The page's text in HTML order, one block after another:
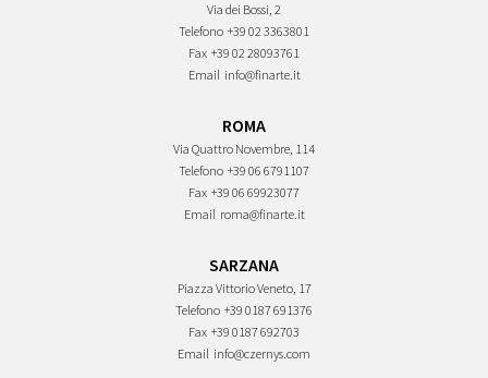
Via dei Bossi, 2
Telefono +39 02 3363801
Fax +39 02 28093761
Email info@finarte.it
ROMA
Via Quattro Novembre, 114
Telefono +39 06 6791107
Fax +39 06 69923077
Email roma@finarte.it
SARZANA
Piazza Vittorio Veneto, 17
Telefono +39 0187 691376
Fax +39 0187 692703
Email info@czernys.com